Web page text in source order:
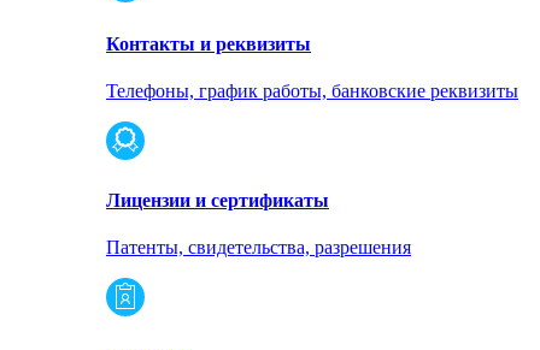
Контакты и реквизиты
Телефоны, график работы, банковские реквизиты
Лицензии и сертификаты
Патенты, свидетельства, разрешения